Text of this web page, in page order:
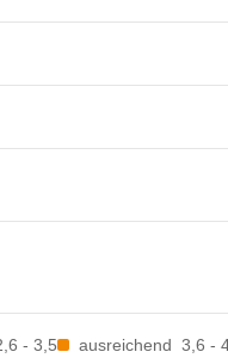
- 3,5 ausreichend 3,6 -